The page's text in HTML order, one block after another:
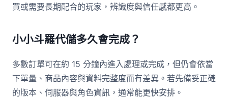
買或需要長期配合的玩家，辨識度與信任感都更高。
小小斗羅代儲多久會完成？
多數訂單可在約 15 分鐘內進入處理或完成，但仍會依當
下單量、商品內容與資料完整度而有差異。若先備妥正確
的版本、伺服器與角色資訊，通常能更快安排。